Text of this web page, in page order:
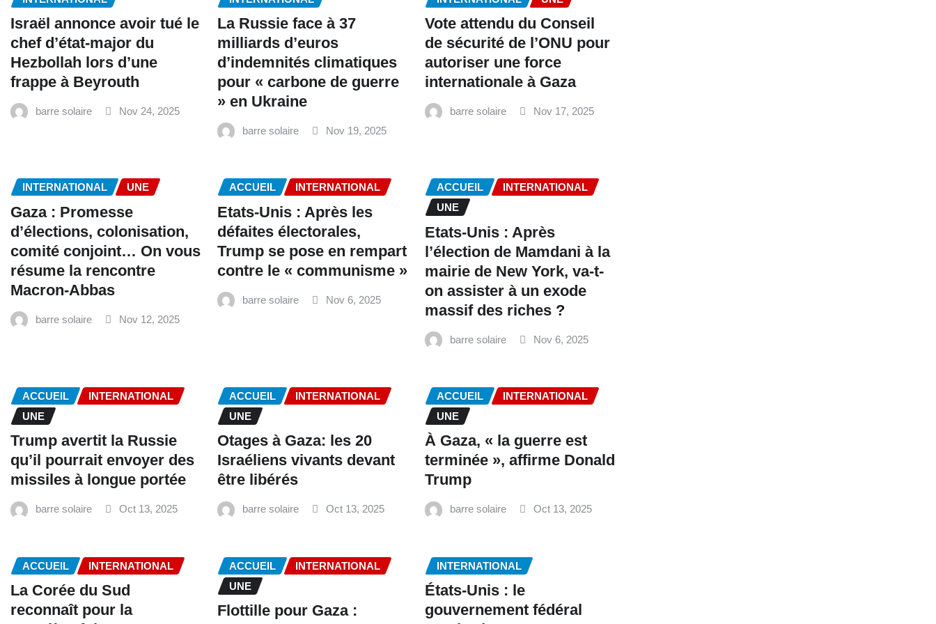
Israël annonce avoir tué le
chef d’état-major du
Hezbollah lors d’une
frappe à Beyrouth
barre solaire Nov 24, 2025
La Russie face à 37
milliards d’euros
d’indemnités climatiques
pour « carbone de guerre
» en Ukraine
barre solaire Nov 19, 2025
Vote attendu du Conseil
de sécurité de l’ONU pour
autoriser une force
internationale à Gaza
barre solaire Nov 17, 2025
INTERNATIONAL UNE
Gaza : Promesse
d’élections, colonisation,
comité conjoint… On vous
résume la rencontre
Macron-Abbas
barre solaire Nov 12, 2025
ACCUEIL INTERNATIONAL
Etats-Unis : Après les
défaites électorales,
Trump se pose en rempart
contre le « communisme »
barre solaire Nov 6, 2025
ACCUEIL
INTERNATIONAL
UNE
Etats-Unis : Après
l’élection de Mamdani à la
mairie de New York, va-t-
on assister à un exode
massif des riches ?
barre solaire Nov 6, 2025
ACCUEIL
INTERNATIONAL
UNE
Trump avertit la Russie
qu’il pourrait envoyer des
missiles à longue portée
barre solaire Oct 13, 2025
ACCUEIL
INTERNATIONAL
UNE
Otages à Gaza: les 20
Israéliens vivants devant
être libérés
barre solaire Oct 13, 2025
ACCUEIL
INTERNATIONAL
UNE
À Gaza, « la guerre est
terminée », affirme Donald
Trump
barre solaire Oct 13, 2025
ACCUEIL INTERNATIONAL
La Corée du Sud
reconnaît pour la
ACCUEIL
INTERNATIONAL
UNE
Flottille pour Gaza :
INTERNATIONAL
États-Unis : le
gouvernement fédéral